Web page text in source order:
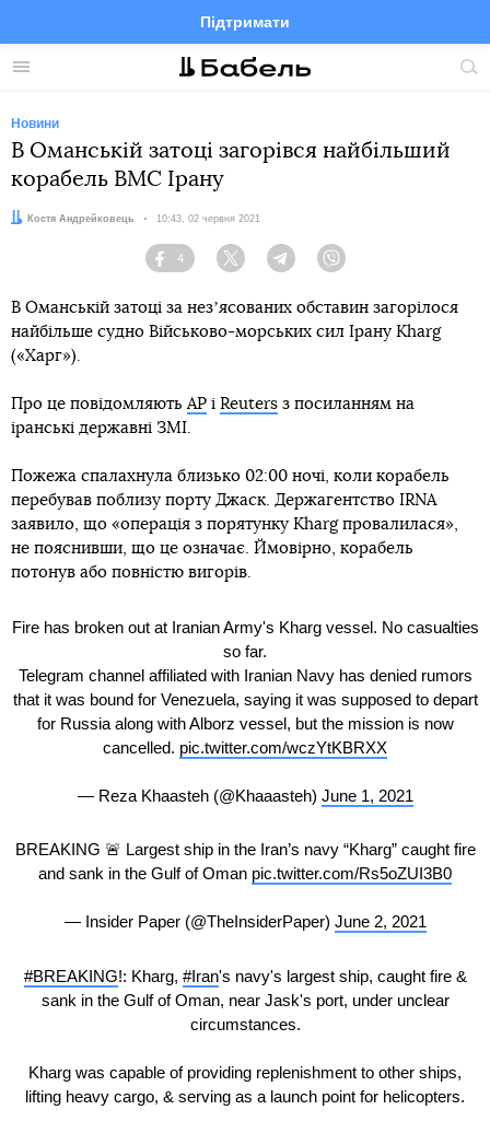
Меню
Підтримати
FacebookTelegramTwitter
Новини
В Оманській затоці загорівся найбільший
корабель ВМС Ірану
Автор:Костя Андрейковець Дата:
10:43, 02 червня 2021
Facebook
4
Twitter TelegramViber
В Оманській затоці за незʼясованих обставин загорілося
найбільше судно Військово-морських сил Ірану Kharg
(«Харг»).
Про це повідомляютьAP і Reuters з посиланням на
іранські державні ЗМІ.
Пожежа спалахнула близько 02:00 ночі, коли корабель
перебував поблизу порту Джаск. Держагентство IRNA
заявило, що «операція з порятунку Kharg провалилася»,
не пояснивши, що це означає. Ймовірно, корабель
потонув або повністю вигорів.
Fire has broken out at Iranian Army's Kharg vessel. No casualties
so far.
Telegram channel affiliated with Iranian Navy has denied rumors
that it was bound for Venezuela, saying it was supposed to depart
for Russia along with Alborz vessel, but the mission is now
cancelled. pic.twitter.com/wczYtKBRXX
— Reza Khaasteh (@Khaaasteh) June 1, 2021
BREAKING 🚨 Largest ship in the Iran’s navy “Kharg” caught fire
and sank in the Gulf of Oman pic.twitter.com/Rs5oZUI3B0
— Insider Paper (@TheInsiderPaper) June 2, 2021
#BREAKING!: Kharg, #Iran's navy's largest ship, caught fire &
sank in the Gulf of Oman, near Jask's port, under unclear
circumstances.
Kharg was capable of providing replenishment to other ships,
lifting heavy cargo, & serving as a launch point for helicopters.